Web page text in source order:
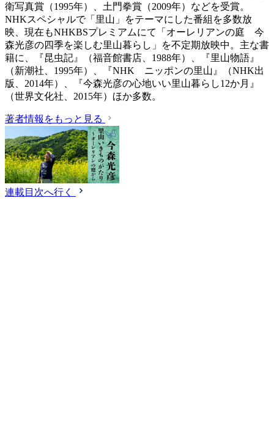
衛写真賞（1995年）、土門拳賞（2009年）などを受賞。
NHKスペシャルで「里山」をテーマにした番組を多数放
映、現在もNHKBSプレミアムにて「オーレリアンの庭 今
森光彦の四季を楽しむ里山暮らし」を不定期放映中。主な書
籍に、『昆虫記』（福音館書店、1988年）、『里山物語』
（新潮社、1995年）、『NHK ニッポンの里山』（NHK出
版、2014年）、『今森光彦の心地いい里山暮らし12か月』
（世界文化社、2015年）ほか多数。
著者情報をもっと見る
連載目次へ行く